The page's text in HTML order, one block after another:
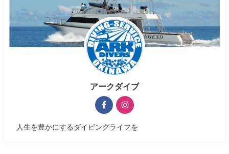
アークダイブ
人生を豊かにするダイビングライフを